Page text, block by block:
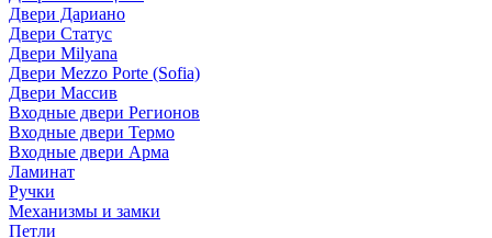
Двери Дариано
Двери Статус
Двери Milyana
Двери Mezzo Porte (Sofia)
Двери Массив
Входные двери Регионов
Входные двери Термо
Входные двери Арма
Ламинат
Ручки
Механизмы и замки
Петли